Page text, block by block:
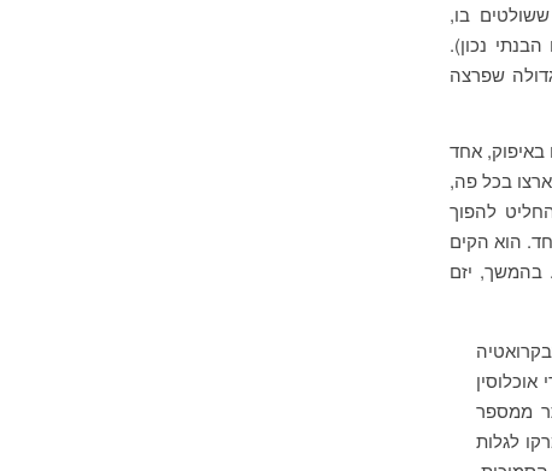
בו,
נכון).
שפרצה
אחד
בכל פה,
להפוך
הוא הקים
בהמשך, יזם
ממספר
לגלות